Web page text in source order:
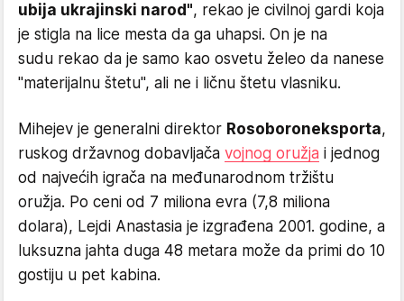
ubija ukrajinski narod", rekao je civilnoj gardi koja
je stigla na lice mesta da ga uhapsi. On je na
sudu rekao da je samo kao osvetu želeo da nanese
"materijalnu štetu", ali ne i ličnu štetu vlasniku.
Mihejev je generalni direktor Rosoboroneksporta,
ruskog državnog dobavljača vojnog oružja i jednog
od najvećih igrača na međunarodnom tržištu
oružja. Po ceni od 7 miliona evra (7,8 miliona
dolara), Lejdi Anastasia je izgrađena 2001. godine, a
luksuzna jahta duga 48 metara može da primi do 10
gostiju u pet kabina.